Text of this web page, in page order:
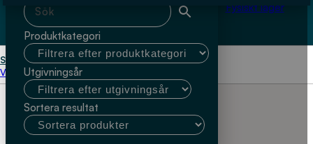
Fysiskt lager
Start Kristin Barkman
Välj kundtyp
Produktkategori
Utgivningsår
Sortera resultat